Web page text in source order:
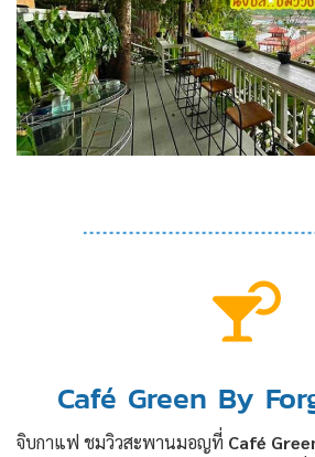
Café Green By
จิบกาแฟ ชมวิวสะพานมอญที่ Café